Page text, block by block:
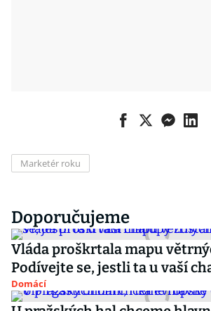
Marketér roku
Doporučujeme
Vláda proškrtala mapu
Podívejte se, jestli ta u vaší
Domácí